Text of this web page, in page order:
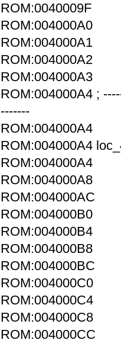
ROM:004000A0
ROM:004000A4 ;
-------
ROM:004000A4
ROM:004000CC